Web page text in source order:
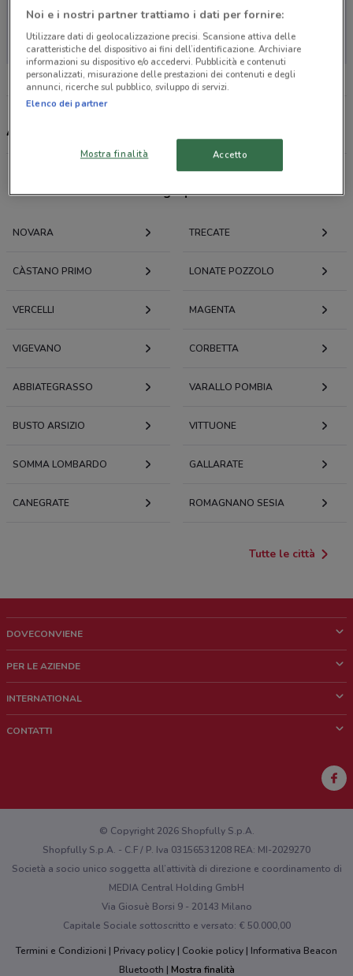
Non ci sono negozi nelle vicinanze
American Express, offerte e negozi
Offerte volantini e cataloghi per città nelle vicinanze
NOVARA TRECATE
CÀSTANO PRIMO LONATE POZZOLO
VERCELLI MAGENTA
VIGEVANO CORBETTA
ABBIATEGRASSO VARALLO POMBIA
BUSTO ARSIZIO VITTUONE
SOMMA LOMBARDO GALLARATE
CANEGRATE ROMAGNANO SESIA
Tutte le città
DOVECONVIENE
Chi siamo
Lavora con noi
PER LE AZIENDE
Richieste commerciali e marketing
INTERNATIONAL
CONTATTI
Hai un malfunzionamento sul web o sull'app?
© Copyright 2026 Shopfully S.p.A.
Shopfully S.p.A. - C.F / P. Iva 03156531208 REA: MI-2029270
Società a socio unico soggetta all’attività di direzione e coordinamento di
MEDIA Central Holding GmbH
Via Giosuè Borsi 9 - 20143 Milano
Capitale Sociale sottoscritto e versato: € 50.000,00
Termini e Condizioni
Privacy policy Cookie policy
Informativa Beacon
Bluetooth
Mostra finalità
Noi e i nostri partner trattiamo i dati per fornire:
Utilizzare dati di geolocalizzazione precisi. Scansione attiva delle
caratteristiche del dispositivo ai fini dell’identificazione. Archiviare
informazioni su dispositivo e/o accedervi. Pubblicità e contenuti
personalizzati, misurazione delle prestazioni dei contenuti e degli
annunci, ricerche sul pubblico, sviluppo di servizi.
Elenco dei partner
Mostra finalità Accetto